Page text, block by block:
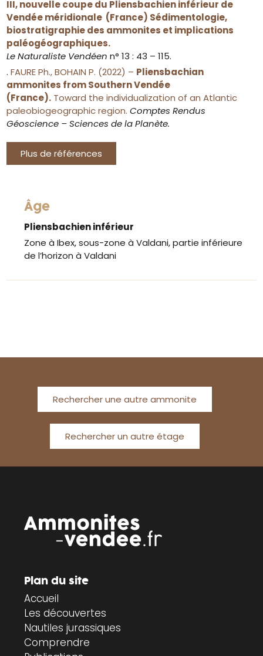
III, nouvelle coupe du Pliensbachien inférieur de
Vendée méridionale (France) Sédimentologie,
biostratigraphie des ammonites et implications
paléogéographiques.
Le Naturaliste Vendéen n° 13 : 43 – 115.
.FAURE Ph., BOHAIN P. (2022) – Pliensbachian
ammonites from Southern Vendée
(France). Toward the individualization of an Atlantic
paleobiogeographic region. Comptes Rendus
Géoscience – Sciences de la Planète.
Plus de références
Âge
Pliensbachien inférieur
Zone à Ibex, sous-zone à Valdani, partie inférieure
de l’horizon à Valdani
Rechercher une autre ammonite
Rechercher un autre étage
Plan du site
Accueil
Les découvertes
Nautiles jurassiques
Comprendre